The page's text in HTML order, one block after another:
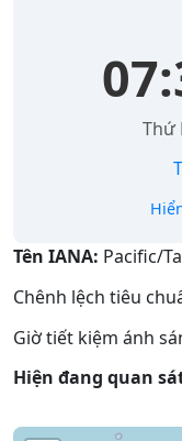
Thứ
Tên IANA: Pacific/
Chênh lệch tiêu
Giờ tiết kiệm ánh
Hiện đang quan